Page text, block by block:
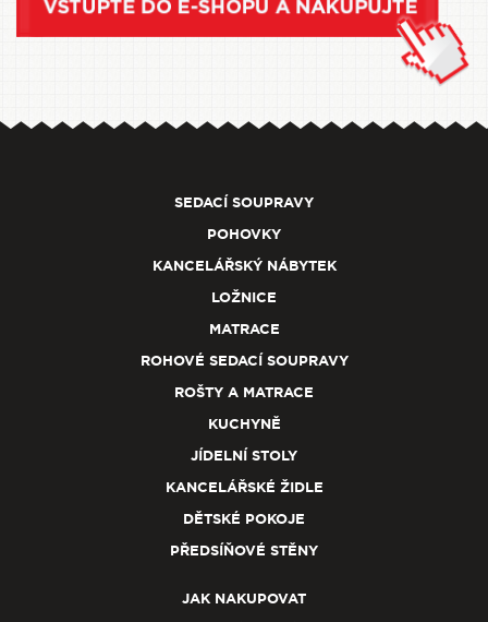
SEDACÍ SOUPRAVY
POHOVKY
KANCELÁŘSKÝ NÁBYTEK
LOŽNICE
MATRACE
ROHOVÉ SEDACÍ SOUPRAVY
ROŠTY A MATRACE
KUCHYNĚ
JÍDELNÍ STOLY
KANCELÁŘSKÉ ŽIDLE
DĚTSKÉ POKOJE
PŘEDSÍŇOVÉ STĚNY
JAK NAKUPOVAT